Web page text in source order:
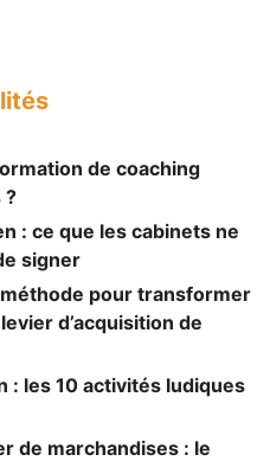
de coaching
?
: ce que les cabinets ne
signer
pour transformer
d’acquisition de
: les 10 activités ludiques
de marchandises : le